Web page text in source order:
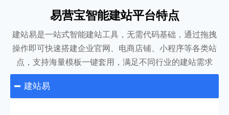
易营宝智能建站平台特点
建站易是一站式智能建站工具，无需代码基础，通过拖拽
操作即可快速搭建企业官网、电商店铺、小程序等各类站
点，支持海量模板一键套用，满足不同行业的建站需求
 建站易